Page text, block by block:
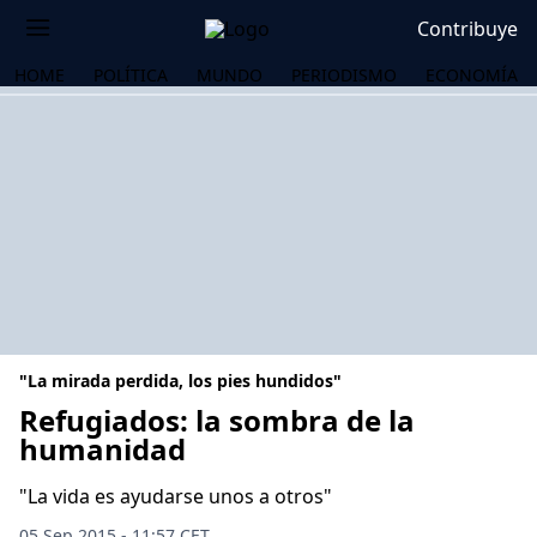
Contribuye
HOME POLÍTICA MUNDO PERIODISMO ECONOMÍA
"La mirada perdida, los pies hundidos"
Refugiados: la sombra de la
humanidad
"La vida es ayudarse unos a otros"